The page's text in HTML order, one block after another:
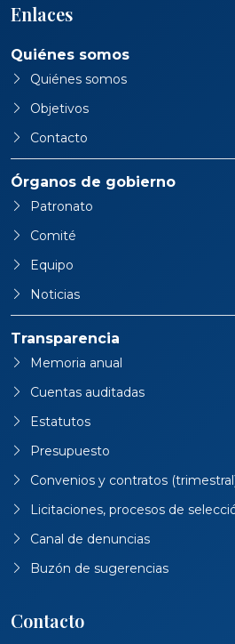
Enlaces
Quiénes somos
Quiénes somos
Objetivos
Contacto
Órganos de gobierno
Patronato
Comité
Equipo
Noticias
Transparencia
Memoria anual
Cuentas auditadas
Estatutos
Presupuesto
Convenios y contratos
Licitaciones, procesos de
Canal de denuncias
Buzón de sugerencias
Contacto